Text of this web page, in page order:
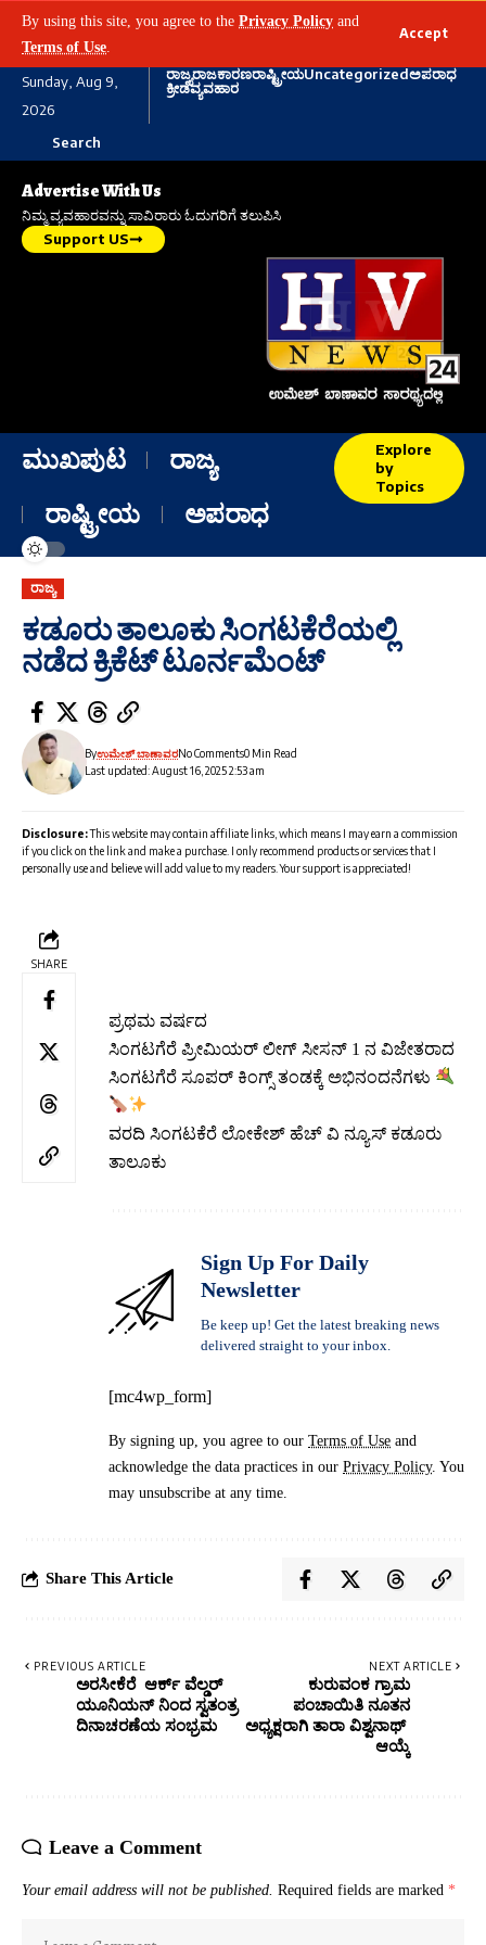
By using this site, you agree to the Privacy Policy and
Terms of Use
Accept
Sunday, Aug 9,
2026
ರಾಜ್ಯರಾಜಕಾರಣರಾಷ್ಟ್ರೀಯUncategorizedಅಪರಾಧ
ಕ್ರೀಡೆವ್ಯವಹಾರ
Search
Advertise With Us
ನಿಮ್ಮ ವ್ಯವಹಾರವನ್ನು ಸಾವಿರಾರು ಓದುಗರಿಗೆ ತಲುಪಿಸಿ
Support US
ಮುಖಪುಟ
ರಾಜ್ಯ
ರಾಷ್ಟ್ರೀಯ
ಅಪರಾಧ
Explore
by
Topics
ರಾಜ್ಯ
ಕಡೂರು ತಾಲೂಕು ಸಿಂಗಟಕೆರೆಯಲ್ಲಿ
ನಡೆದ ಕ್ರಿಕೆಟ್ ಟೂರ್ನಮೆಂಟ್
Last updated: August 16, 2025 2:53 am
Byಉಮೇಶ್ ಬಾಣಾವರNo Comments0 Min Read
Disclosure:This website may contain affiliate links, which means I may earn a commission
if you click on the link and make a purchase. I only recommend products or services that I
personally use and believe will add value to my readers. Your support is appreciated!
SHARE
ಪ್ರಥಮ ವರ್ಷದ
ಸಿಂಗಟಗೆರೆ ಪ್ರೀಮಿಯರ್ ಲೀಗ್ ಸೀಸನ್ 1 ನ ವಿಜೇತರಾದ
ಸಿಂಗಟಗೆರೆ ಸೂಪರ್ ಕಿಂಗ್ಸ್ ತಂಡಕ್ಕೆ ಅಭಿನಂದನೆಗಳು
ವರದಿ ಸಿಂಗಟಕೆರೆ ಲೋಕೇಶ್ ಹೆಚ್ ವಿ ನ್ಯೂಸ್ ಕಡೂರು
ತಾಲೂಕು
Sign Up For Daily
Newsletter
Be keep up! Get the latest breaking news
delivered straight to your inbox.
[mc4wp_form]
By signing up, you agree to our Terms of Use and
acknowledge the data practices in our Privacy Policy. You
may unsubscribe at any time.
Share This Article
PREVIOUS ARTICLE
ಅರಸೀಕೆರೆ ಆರ್ಕ್ ವೆಲ್ಡರ್
ಯೂನಿಯನ್ ನಿಂದ ಸ್ವತಂತ್ರ
ದಿನಾಚರಣೆಯ ಸಂಭ್ರಮ
NEXT ARTICLE
ಕುರುವಂಕ ಗ್ರಾಮ
ಪಂಚಾಯಿತಿ ನೂತನ
ಅಧ್ಯಕ್ಷರಾಗಿ ತಾರಾ ವಿಶ್ವನಾಥ್
ಆಯ್ಕೆ
Leave a Comment
Your email address will not be published. Required fields are marked *